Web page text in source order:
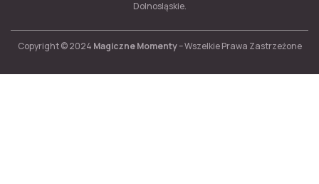
Dolnosląskie.
Copyright © 2024 Magiczne Momenty– Wszelkie Prawa Zastrzeżone